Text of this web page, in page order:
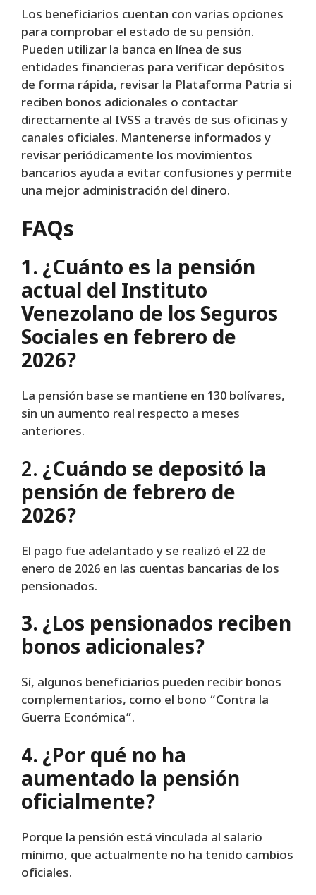
Los beneficiarios cuentan con varias opciones
para comprobar el estado de su pensión.
Pueden utilizar la banca en línea de sus
entidades financieras para verificar depósitos
de forma rápida, revisar la Plataforma Patria si
reciben bonos adicionales o contactar
directamente al IVSS a través de sus oficinas y
canales oficiales. Mantenerse informados y
revisar periódicamente los movimientos
bancarios ayuda a evitar confusiones y permite
una mejor administración del dinero.
FAQs
1. ¿Cuánto es la pensión
actual del Instituto
Venezolano de los Seguros
Sociales en febrero de
2026?
La pensión base se mantiene en 130 bolívares,
sin un aumento real respecto a meses
anteriores.
2. ¿Cuándo se depositó la
pensión de febrero de
2026?
El pago fue adelantado y se realizó el 22 de
enero de 2026 en las cuentas bancarias de los
pensionados.
3. ¿Los pensionados reciben
bonos adicionales?
Sí, algunos beneficiarios pueden recibir bonos
complementarios, como el bono “Contra la
Guerra Económica”.
4. ¿Por qué no ha
aumentado la pensión
oficialmente?
Porque la pensión está vinculada al salario
mínimo, que actualmente no ha tenido cambios
oficiales.